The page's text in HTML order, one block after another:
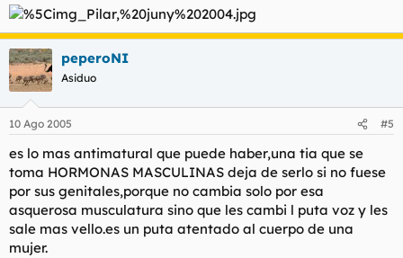
peperoNI
Asiduo
10 Ago 2005 #5
es lo mas antimatural que puede haber,una tia que se
toma HORMONAS MASCULINAS deja de serlo si no fuese
por sus genitales,porque no cambia solo por esa
asquerosa musculatura sino que les cambi l puta voz y les
sale mas vello.es un puta atentado al cuerpo de una
mujer.